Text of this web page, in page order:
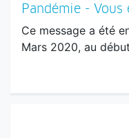
Pandémie - Vous
Ce message a été
Mars 2020, au